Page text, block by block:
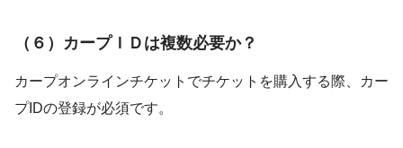
（６）カープＩＤは複数必要か？
カープオンラインチケットでチケットを購入する際、カー
プIDの登録が必須です。